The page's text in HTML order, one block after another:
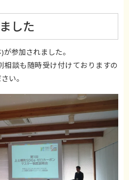
した
参加されました。
相談も随時受け付けておりますの
い。